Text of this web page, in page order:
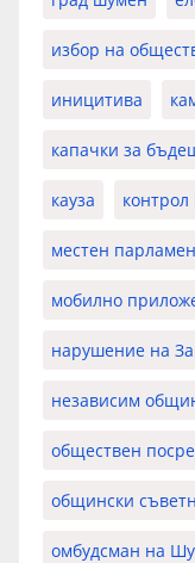
избор на
иницитива
капачки за
кауза контрол
местен
мобилно
нарушение на
независим
обществен
общински
омбудсман на